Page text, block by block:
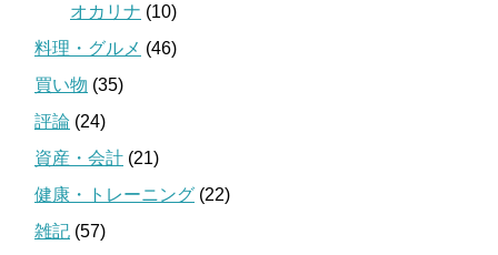
オカリナ (10)
料理・グルメ (46)
買い物 (35)
評論 (24)
資産・会計 (21)
健康・トレーニング (22)
雑記 (57)